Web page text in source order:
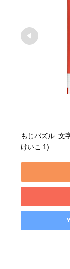
もじパズル: 文
けいこ 1)